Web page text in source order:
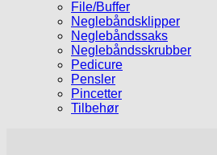
File/Buffer
Neglebåndsklipper
Neglebåndssaks
Neglebåndsskrubber
Pedicure
Pensler
Pincetter
Tilbehør